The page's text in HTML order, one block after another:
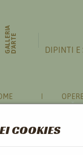
COOKIES
GALLERIAD'ARTE DIPINTI E